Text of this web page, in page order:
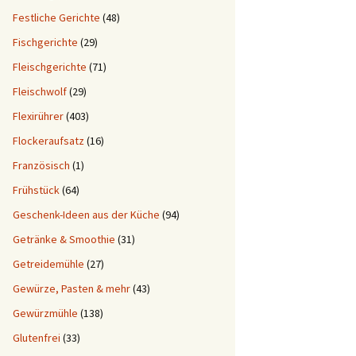
Festliche Gerichte (48)
Fischgerichte (29)
Fleischgerichte (71)
Fleischwolf(29)
Flexirührer(403)
Flockeraufsatz(16)
Französisch (1)
Frühstück(64)
Geschenk-Ideen aus der Küche (94)
Getränke & Smoothie (31)
Getreidemühle (27)
Gewürze, Pasten & mehr(43)
Gewürzmühle (138)
Glutenfrei (33)